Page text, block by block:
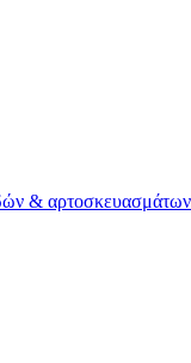
& αρτοσκευασμάτων